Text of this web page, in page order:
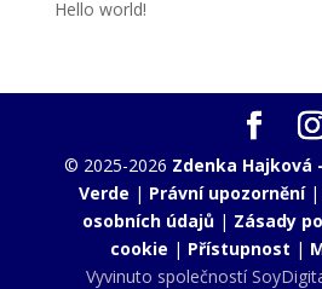
Hello world!
© 2025-2026 Zdenka Hajková
Verde | Právní upozornění|
osobních údajů| Zásady
cookie | Přístupnost |
Vyvinuto společností